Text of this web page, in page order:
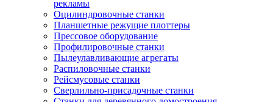
рекламы
Оцилиндровочные станки
Планшетные режущие плоттеры
Прессовое оборудование
Профилировочные станки
Пылеулавливающие агрегаты
Распиловочные станки
Рейсмусовые станки
Сверлильно-присадочные станки